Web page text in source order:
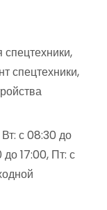
спецтехники,
с 08:30 до
17:00, Пт: с